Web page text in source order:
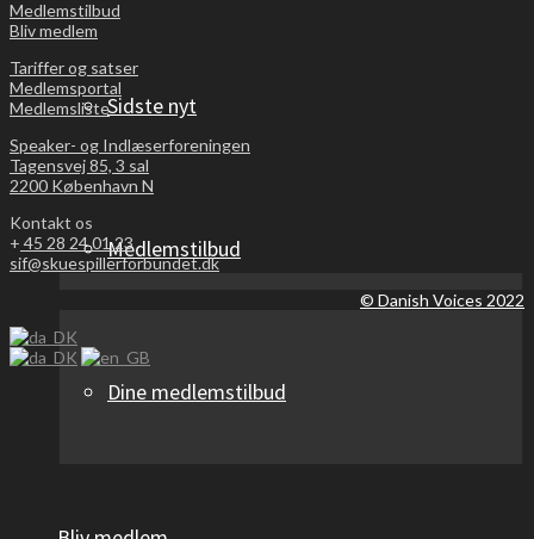
Sidste nyt
Medlemstilbud
Dine medlemstilbud
Medlemstilbud
Bliv medlem
Tariffer og satser
Medlemsportal
Medlemsliste
Speaker- og Indlæserforeningen
Tagensvej 85, 3 sal
2200 København N
Kontakt os
+ 45 28 24 01 23
sif@skuespillerforbundet.dk
© Danish Voices 2022